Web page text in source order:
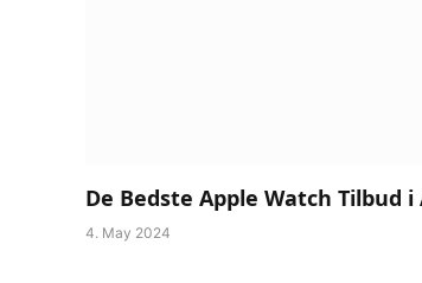
De Bedste Apple Watch Tilbud i
4. May 2024